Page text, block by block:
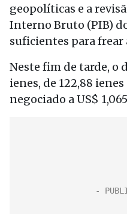
geopolíticas e a
Interno Bruto (PIB)
suficientes para frear
Neste fim de tarde, o
ienes, de 122,88
negociado a US$